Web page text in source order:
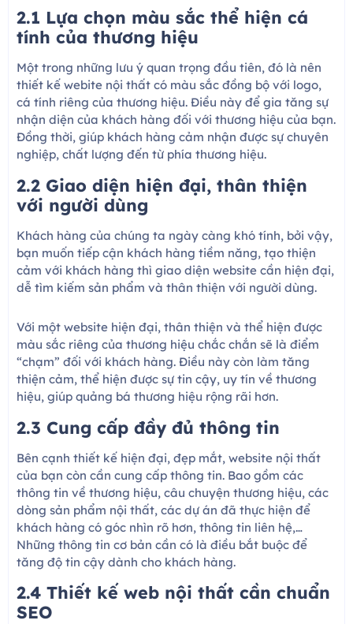
2.1 Lựa chọn màu sắc thể hiện cá
tính của thương hiệu
Một trong những lưu ý quan trọng đầu tiên, đó là nên
thiết kế webite nội thất có màu sắc đồng bộ với logo,
cá tính riêng của thương hiệu. Điều này để gia tăng sự
nhận diện của khách hàng đối với thương hiệu của bạn.
Đồng thời, giúp khách hàng cảm nhận được sự chuyên
nghiệp, chất lượng đến từ phía thương hiệu.
2.2 Giao diện hiện đại, thân thiện
với người dùng
Khách hàng của chúng ta ngày càng khó tính, bởi vậy,
bạn muốn tiếp cận khách hàng tiềm năng, tạo thiện
cảm với khách hàng thì giao diện website cần hiện đại,
dễ tìm kiếm sản phẩm và thân thiện với người dùng.
Với một website hiện đại, thân thiện và thể hiện được
màu sắc riêng của thương hiệu chắc chắn sẽ là điểm
“chạm” đối với khách hàng. Điều này còn làm tăng
thiện cảm, thể hiện được sự tin cậy, uy tín về thương
hiệu, giúp quảng bá thương hiệu rộng rãi hơn.
2.3 Cung cấp đầy đủ thông tin
Bên cạnh thiết kế hiện đại, đẹp mắt, website nội thất
của bạn còn cần cung cấp thông tin. Bao gồm các
thông tin về thương hiệu, câu chuyện thương hiệu, các
dòng sản phẩm nội thất, các dự án đã thực hiện để
khách hàng có góc nhìn rõ hơn, thông tin liên hệ,…
Những thông tin cơ bản cần có là điều bắt buộc để
tăng độ tin cậy dành cho khách hàng.
2.4 Thiết kế web nội thất cần chuẩn
SEO